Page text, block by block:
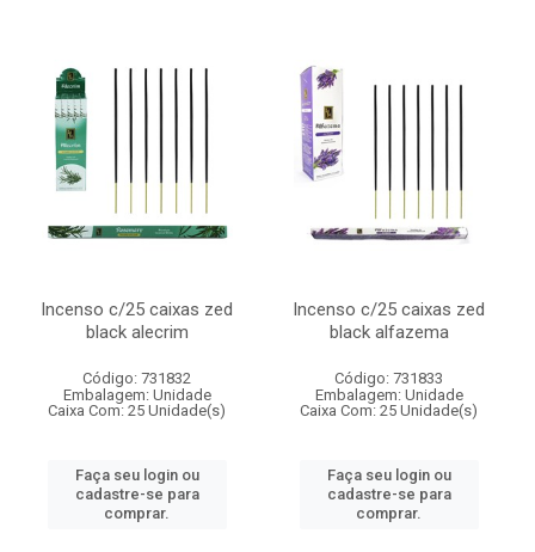
Incenso c/25 caixas zed
black alecrim
Código: 731832
Embalagem: Unidade
Caixa Com: 25 Unidade(s)
Faça seu login ou
cadastre-se para
comprar.
Incenso c/25 caixas zed
black alfazema
Código: 731833
Embalagem: Unidade
Caixa Com: 25 Unidade(s)
Faça seu login ou
cadastre-se para
comprar.